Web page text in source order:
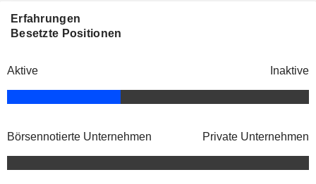
Erfahrungen
Besetzte Positionen
Aktive Inaktive
Börsennotierte Unternehmen Private Unternehmen